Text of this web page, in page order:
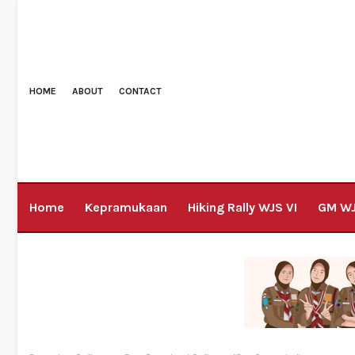
HOME ABOUT CONTACT
Home Kepramukaan Hiking Rally WJS VI GM